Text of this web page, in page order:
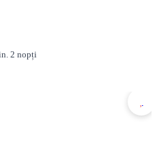
2 nopți